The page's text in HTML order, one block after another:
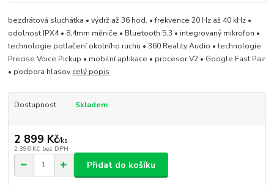
bezdrátová sluchátka • výdrž až 36 hod. • frekvence 20 Hz až 40 kHz •
odolnost IPX4 • 8,4mm měniče • Bluetooth 5.3 • integrovaný mikrofon •
technologie potlačení okolního ruchu • 360 Reality Audio • technologie
Precise Voice Pickup • mobilní aplikace • procesor V2 • Google Fast Pair
• podpora hlasov celý popis
Dostupnost Skladem
2 899 Kč/ks
2 396 Kč bez DPH
Přidat do košíku